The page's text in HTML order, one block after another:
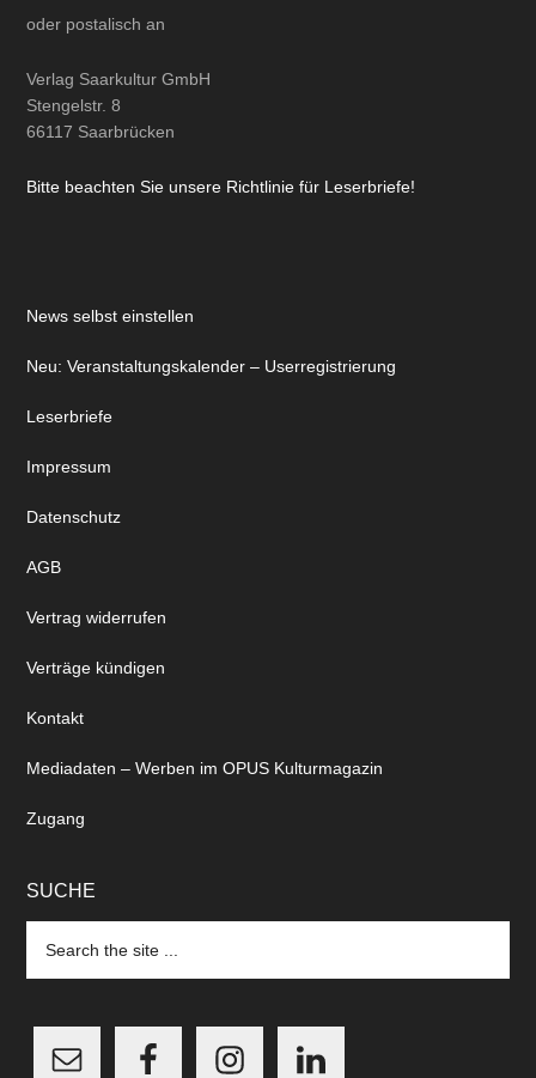
oder postalisch an
Verlag Saarkultur GmbH
Stengelstr. 8
66117 Saarbrücken
Bitte beachten Sie unsere Richtlinie für Leserbriefe!
News selbst einstellen
Neu: Veranstaltungskalender – Userregistrierung
Leserbriefe
Impressum
Datenschutz
AGB
Vertrag widerrufen
Verträge kündigen
Kontakt
Mediadaten – Werben im OPUS Kulturmagazin
Zugang
SUCHE
the